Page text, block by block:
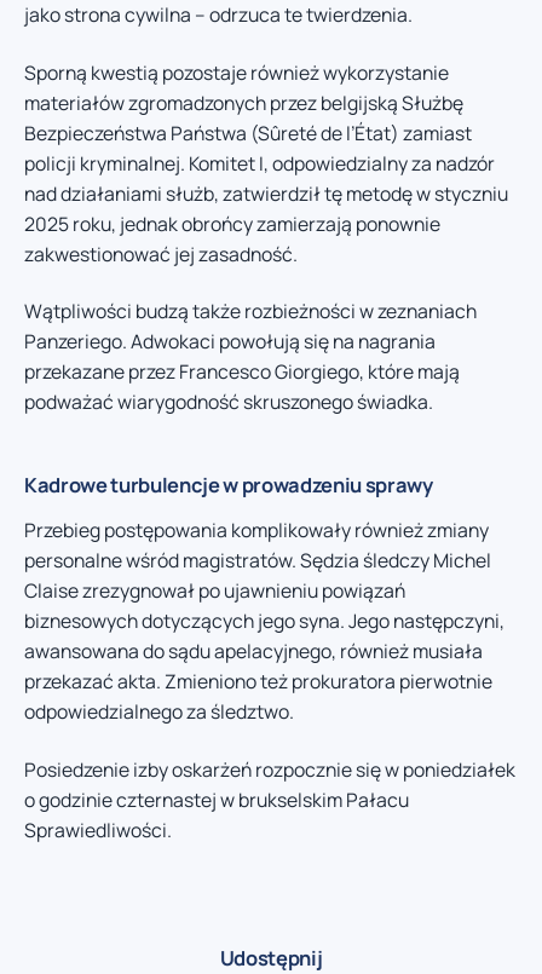
jako strona cywilna – odrzuca te twierdzenia.
Sporną kwestią pozostaje również wykorzystanie
materiałów zgromadzonych przez belgijską Służbę
Bezpieczeństwa Państwa (Sûreté de l’État) zamiast
policji kryminalnej. Komitet I, odpowiedzialny za nadzór
nad działaniami służb, zatwierdził tę metodę w styczniu
2025 roku, jednak obrońcy zamierzają ponownie
zakwestionować jej zasadność.
Wątpliwości budzą także rozbieżności w zeznaniach
Panzeriego. Adwokaci powołują się na nagrania
przekazane przez Francesco Giorgiego, które mają
podważać wiarygodność skruszonego świadka.
Kadrowe turbulencje w prowadzeniu sprawy
Przebieg postępowania komplikowały również zmiany
personalne wśród magistratów. Sędzia śledczy Michel
Claise zrezygnował po ujawnieniu powiązań
biznesowych dotyczących jego syna. Jego następczyni,
awansowana do sądu apelacyjnego, również musiała
przekazać akta. Zmieniono też prokuratora pierwotnie
odpowiedzialnego za śledztwo.
Posiedzenie izby oskarżeń rozpocznie się w poniedziałek
o godzinie czternastej w brukselskim Pałacu
Sprawiedliwości.
Udostępnij